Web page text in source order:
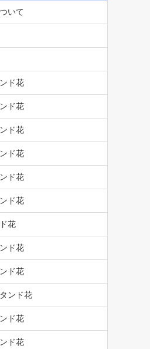
いて
ド花
ド花
ド花
ド花
ド花
ド花
花
ド花
ド花
ンド花
ド花
ド花